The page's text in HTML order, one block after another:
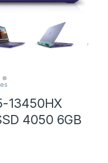
13450HX
4050 6GB